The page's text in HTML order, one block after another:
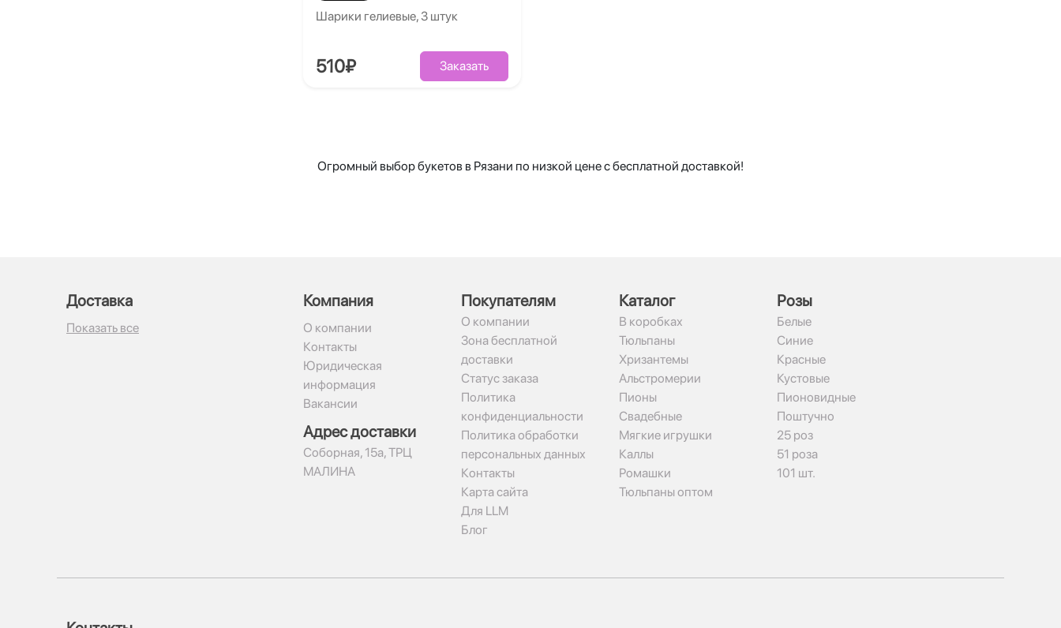
Шарики гелиевые, 3 штук
510₽ Заказать
Огромный выбор букетов в Рязани по низкой цене с бесплатной доставкой!
Доставка
Показать все
Компания
О компании
Контакты
Юридическая
информация
Вакансии
Адрес доставки
​Соборная, 15а, ТРЦ
МАЛИНА
Покупателям
О компании
Зона бесплатной
доставки
Статус заказа
Политика
конфиденциальности
Политика обработки
персональных данных
Контакты
Карта сайта
Для LLM
Блог
Каталог
В коробках
Тюльпаны
Хризантемы
Альстромерии
Пионы
Свадебные
Мягкие игрушки
Каллы
Ромашки
Тюльпаны оптом
Рoзы
Белые
Синие
Красные
Кустовые
Пионовидные
Поштучно
25 роз
51 роза
101 шт.